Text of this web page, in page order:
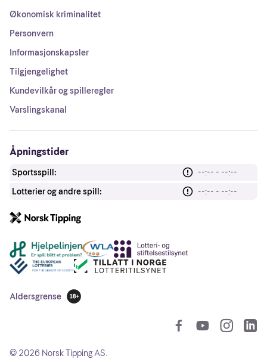
Økonomisk kriminalitet
Personvern
Informasjonskapsler
Tilgjengelighet
Kundevilkår og spilleregler
Varslingskanal
Åpningstider
Sportsspill:
--:-- - --:--
Lotterier og andre spill:
--:-- - --:--
Andre lenker
Aldersgrense
18 år
© 2026 Norsk Tipping AS.